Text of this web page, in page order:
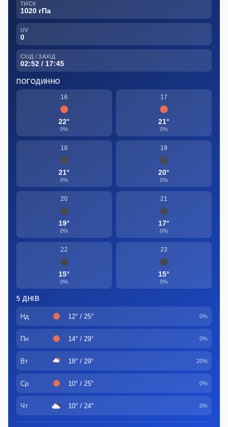
ТИСК
1020 гПа
UV
0
СХІД / ЗАХІД
02:52 / 17:45
ПОГОДИННО
16
22°
0%
17
21°
0%
18
21°
0%
19
20°
0%
20
19°
0%
21
17°
0%
22
15°
0%
23
15°
0%
5 ДНІВ
Нд 12° / 25° 0%
Пн 14° / 29° 0%
Вт 18° / 29° 20%
Ср 10° / 25° 0%
Чт 10° / 24° 0%